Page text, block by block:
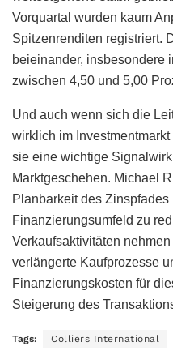
Vorquartal wurden kaum
Spitzenrenditen registriert.
beieinander, insbesondere
zwischen 4,50 und 5,00
Und auch wenn sich die
wirklich im
sie eine wichtige
Marktgeschehen. Michael
Planbarkeit des
Finanzierungsumfeld zu
Verkaufsaktivitäten
verlängerte Kaufprozesse
Finanzierungskosten für
Steigerung des
Tags: Colliers International